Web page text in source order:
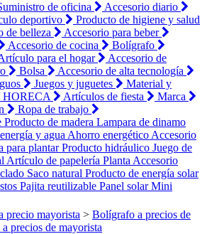
de oficina
Accesorio diario
deportivo
Producto de higiene y salud
de belleza
Accesorio para beber
Accesorio de cocina
Bolígrafo
para el hogar
Accesorio de
Bolsa
Accesorio de alta tecnología
Juegos y juguetes
Material y
HORECA
Artículos de fiesta
Marca
Ropa de trabajo
Producto de madera Lampara de dinamo
y agua Ahorro energético Accesorio
para plantarProducto hidráulico Juego de
Artículo de papelería Planta Accesorio
Saco natural Producto de energía solar
Pajita reutilizable Panel solarMini
precio mayorista > Bolígrafo a precios de
precios de mayorista